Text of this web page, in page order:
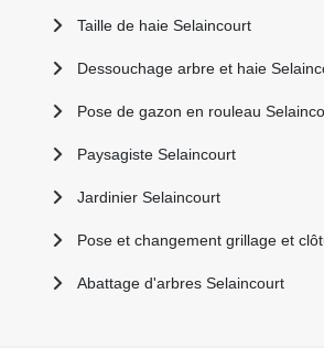
Taille de haie Selaincourt
Dessouchage arbre et haie
Pose de gazon en rouleau
Paysagiste Selaincourt
Jardinier Selaincourt
Pose et changement grillage et
Abattage d'arbres Selaincourt